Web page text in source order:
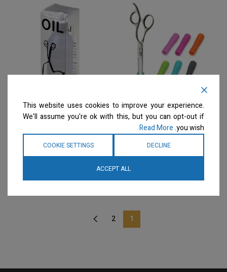
UTSUMI – כיסוי הגנה לחוד
Cover
מספריים
צרו קשר
למידע נוסף
UTSUMI – שמן מינרלי
למספריים Shear Oil 50ml
מספריים
1
2
This website uses cookies to improve your experience.
We'll assume you're ok with this, but you can opt-out if
you wish.
Read More
DECLINE
COOKIE SETTINGS
ACCEPT ALL